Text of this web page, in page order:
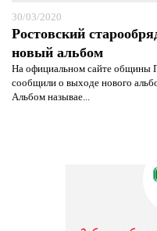
30/03/2020
Ростовский
новый альбом
На официальном сайте общины
сообщили о выходе нового
Альбом называе...